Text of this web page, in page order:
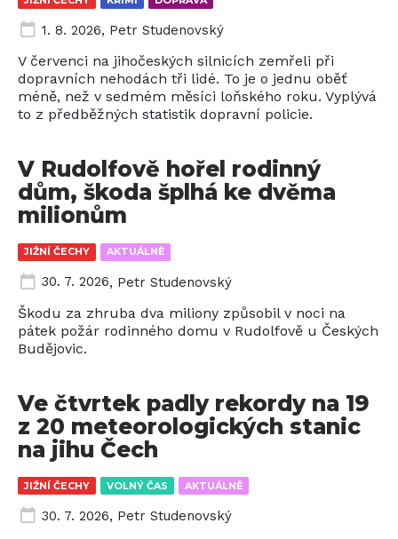
1. 8. 2026, Petr Studenovský
V červenci na jihočeských silnicích zemřeli při
dopravních nehodách tři lidé. To je o jednu oběť
méně, než v sedmém měsíci loňského roku. Vyplývá
to z předběžných statistik dopravní policie.
JIŽNÍ ČECHY AKTUÁLNĚ
V Rudolfově hořel rodinný
dům, škoda šplhá ke dvěma
milionům
30. 7. 2026, Petr Studenovský
Škodu za zhruba dva miliony způsobil v noci na
pátek požár rodinného domu v Rudolfově u Českých
Budějovic.
JIŽNÍ ČECHY VOLNÝ ČAS AKTUÁLNĚ
Ve čtvrtek padly rekordy na 19
z 20 meteorologických stanic
na jihu Čech
30. 7. 2026, Petr Studenovský